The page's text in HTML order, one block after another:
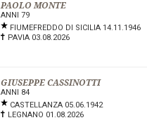
PAOLO MONTE
ANNI 79
FIUMEFREDDO DI SICILIA 14.11.1946
PAVIA 03.08.2026
GIUSEPPE CASSINOTTI
ANNI 84
CASTELLANZA 05.06.1942
LEGNANO 01.08.2026